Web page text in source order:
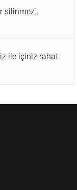
silinmez..
ile içiniz rahat